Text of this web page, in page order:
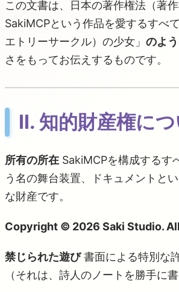
この文書は、日本の著作権法（著
SakiMCPという作品を愛するすべ
エトリーサークル）の少女」 のよ
さをもってお伝えするものです。
Ⅱ. 知的財産権に
所有の所在 SakiMCPを構成する
う名の舞台装置、ドキュメントと
な財産です。
Copyright © 2026 Saki Studio.
禁じられた遊び書面による特別な
（それは、詩人のノートを勝手に